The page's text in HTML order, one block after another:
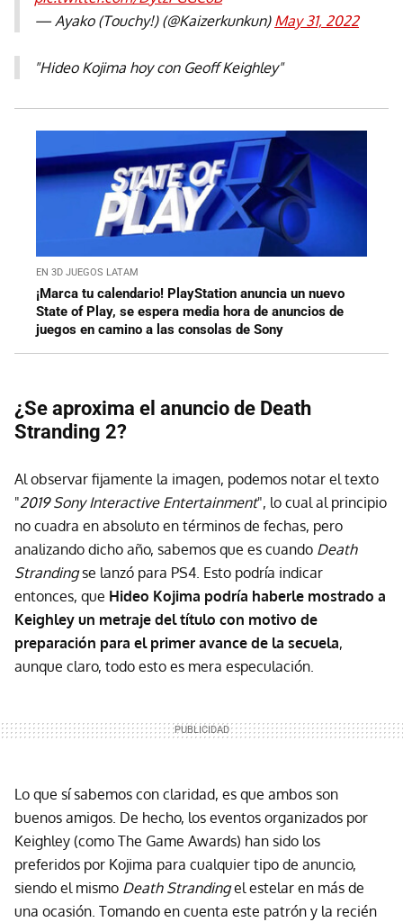
— Ayako (Touchy!) (@Kaizerkunkun) May 31, 2022
"Hideo Kojima hoy con Geoff Keighley"
EN 3D JUEGOS LATAM
¡Marca tu calendario! PlayStation anuncia un nuevo
State of Play, se espera media hora de anuncios de
juegos en camino a las consolas de Sony
¿Se aproxima el anuncio de Death
Stranding 2?
Al observar fijamente la imagen, podemos notar el texto
"2019 Sony Interactive Entertainment", lo cual al principio
no cuadra en absoluto en términos de fechas, pero
analizando dicho año, sabemos que es cuando Death
Strandingse lanzó para PS4. Esto podría indicar
entonces, que Hideo Kojima podría haberle mostrado a
Keighley un metraje del título con motivo de
preparación para el primer avance de la secuela,
aunque claro, todo esto es mera especulación.
Lo que sí sabemos con claridad, es que ambos son
buenos amigos. De hecho, los eventos organizados por
Keighley (como The Game Awards) han sido los
preferidos por Kojima para cualquier tipo de anuncio,
siendo el mismo Death Strandingel estelar en más de
una ocasión. Tomando en cuenta este patrón y la recién